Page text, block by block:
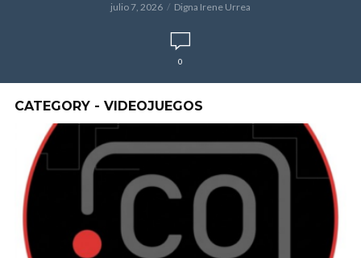
julio 7, 2026 Digna Irene Urrea
0
CATEGORY - VIDEOJUEGOS